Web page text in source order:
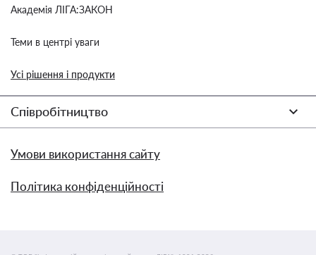
Академія ЛІГА:ЗАКОН
Теми в центрі уваги
Усі рішення і продукти
Співробітництво
Умови використання сайту
Політика конфіденційності